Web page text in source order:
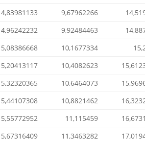
4,83981133 9,67962266
4,96242232 9,92484463
5,08386668 10,1677334
5,20413117 10,4082623
5,32320365 10,6464073
5,44107308 10,8821462
5,55772952 11,115459
5,67316409 11,3463282